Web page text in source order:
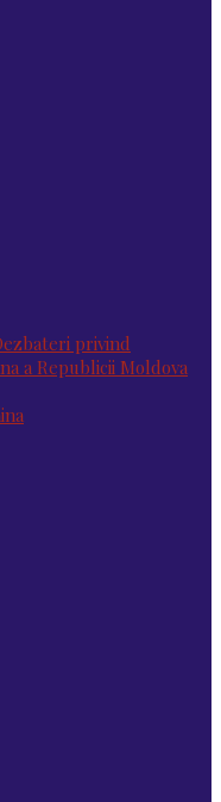
privind
a Republicii Moldova